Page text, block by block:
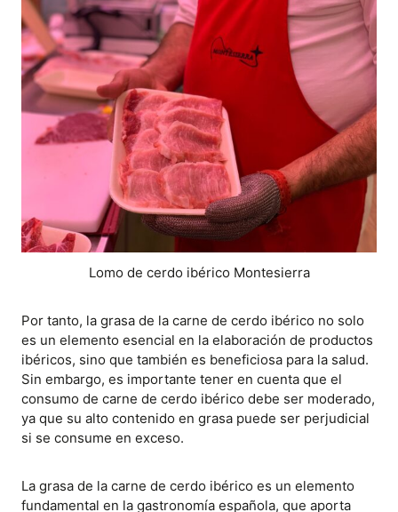
Lomo de cerdo ibérico Montesierra
Por tanto, la grasa de la carne de cerdo ibérico no solo
es un elemento esencial en la elaboración de productos
ibéricos, sino que también es beneficiosa para la salud.
Sin embargo, es importante tener en cuenta que el
consumo de carne de cerdo ibérico debe ser moderado,
ya que su alto contenido en grasa puede ser perjudicial
si se consume en exceso.
La grasa de la carne de cerdo ibérico es un elemento
fundamental en la gastronomía española, que aporta